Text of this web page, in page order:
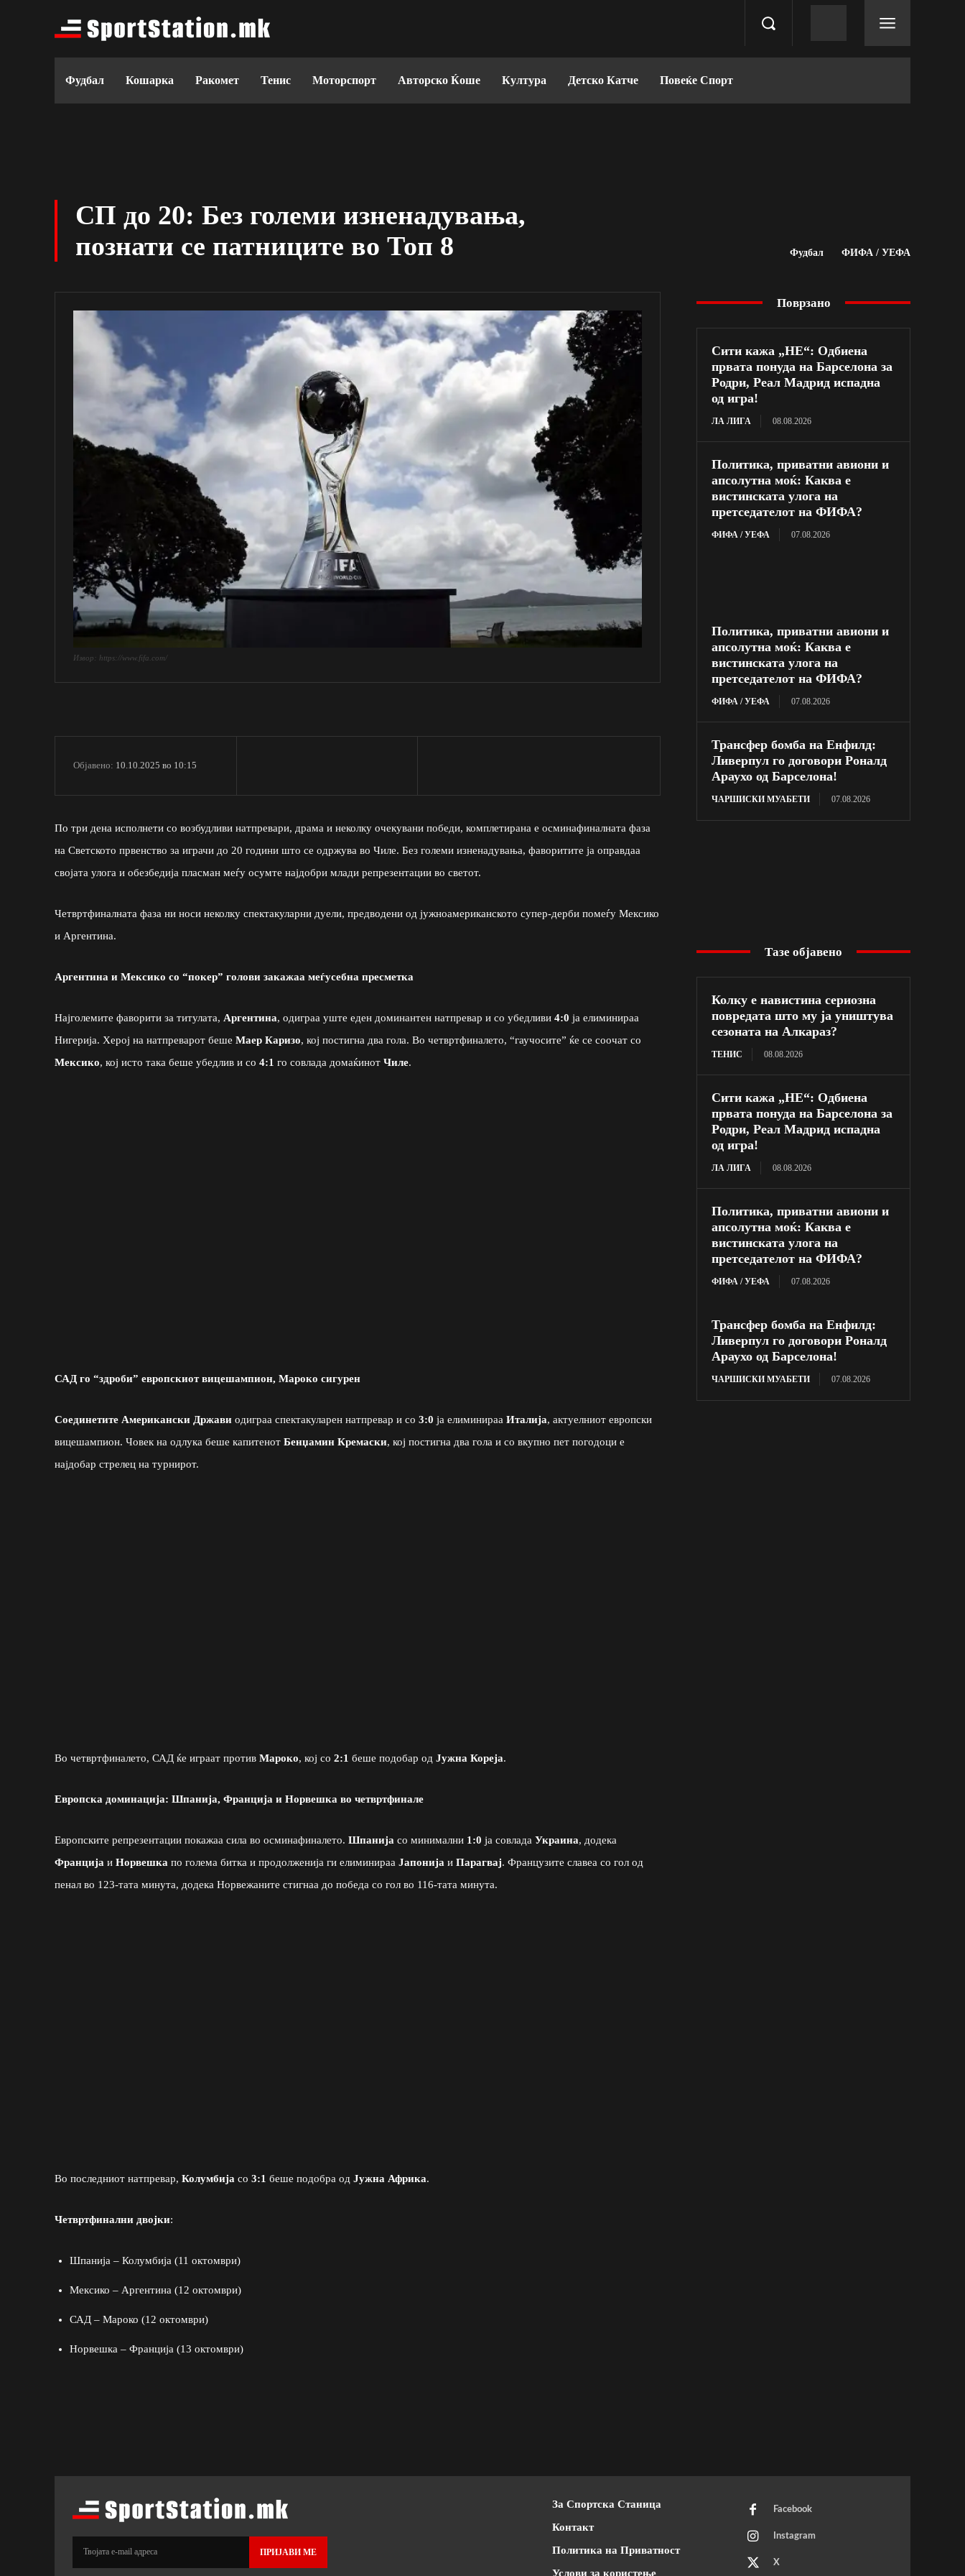
Фудбал Кошарка Ракомет Тенис Моторспорт Авторско Ќоше Култура Детско Катче Повеќе Спорт
СП до 20: Без големи изненадувања,
познати се патниците во Топ 8
Фудбал ФИФА / УЕФА
Извор: https://www.fifa.com/
Објавено: 10.10.2025 во 10:15
По три дена исполнети со возбудливи натпревари, драма и неколку очекувани победи, комплетирана е осминафиналната фаза
на Светското првенство за играчи до 20 години што се одржува во Чиле. Без големи изненадувања, фаворитите ја оправдаа
својата улога и обезбедија пласман меѓу осумте најдобри млади репрезентации во светот.
Четвртфиналната фаза ни носи неколку спектакуларни дуели, предводени од јужноамериканското супер-дерби помеѓу Мексико
и Аргентина.
Аргентина и Мексико со “покер” голови закажаа меѓусебна пресметка
Најголемите фаворити за титулата, Аргентина, одиграа уште еден доминантен натпревар и со убедливи 4:0 ја елиминираа
Нигерија. Херој на натпреварот беше Маер Каризо, кој постигна два гола. Во четвртфиналето, “гаучосите” ќе се соочат со
Мексико, кој исто така беше убедлив и со 4:1 го совлада домаќинот Чиле.
САД го “здроби” европскиот вицешампион, Мароко сигурен
Соединетите Американски Држави одиграа спектакуларен натпревар и со 3:0 ја елиминираа Италија, актуелниот европски
вицешампион. Човек на одлука беше капитенот Бенџамин Кремаски, кој постигна два гола и со вкупно пет погодоци е
најдобар стрелец на турнирот.
Во четвртфиналето, САД ќе играат против Мароко, кој со 2:1 беше подобар од Јужна Кореја.
Европска доминација: Шпанија, Франција и Норвешка во четвртфинале
Европските репрезентации покажаа сила во осминафиналето. Шпанија со минимални 1:0 ја совлада Украина, додека
Франција и Норвешка по голема битка и продолженија ги елиминираа Јапонија и Парагвај. Французите славеа со гол од
пенал во 123-тата минута, додека Норвежаните стигнаа до победа со гол во 116-тата минута.
Во последниот натпревар, Колумбија со 3:1 беше подобра од Јужна Африка.
Четвртфинални двојки:
Шпанија – Колумбија (11 октомври)
Мексико – Аргентина (12 октомври)
САД – Мароко (12 октомври)
Норвешка – Франција (13 октомври)
Поврзано
Сити кажа „НЕ“: Одбиена
првата понуда на Барселона за
Родри, Реал Мадрид испадна
од игра!
ЛА ЛИГА 08.08.2026
Политика, приватни авиони и
апсолутна моќ: Каква е
вистинската улога на
претседателот на ФИФА?
ФИФА / УЕФА 07.08.2026
Политика, приватни авиони и
апсолутна моќ: Каква е
вистинската улога на
претседателот на ФИФА?
ФИФА / УЕФА 07.08.2026
Трансфер бомба на Енфилд:
Ливерпул го договори Роналд
Араухо од Барселона!
ЧАРШИСКИ МУАБЕТИ 07.08.2026
Тазе објавено
Колку е навистина сериозна
повредата што му ја уништува
сезоната на Алкараз?
ТЕНИС 08.08.2026
Сити кажа „НЕ“: Одбиена
првата понуда на Барселона за
Родри, Реал Мадрид испадна
од игра!
ЛА ЛИГА 08.08.2026
Политика, приватни авиони и
апсолутна моќ: Каква е
вистинската улога на
претседателот на ФИФА?
ФИФА / УЕФА 07.08.2026
Трансфер бомба на Енфилд:
Ливерпул го договори Роналд
Араухо од Барселона!
ЧАРШИСКИ МУАБЕТИ 07.08.2026
ПРИЈАВИ МЕ
За Спортска Станица
Контакт
Политика на Приватност
Услови за користење
Facebook
Instagram
X